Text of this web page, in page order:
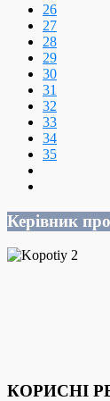
26
27
28
29
30
31
32
33
34
35
Керівник
КОРИСНІ